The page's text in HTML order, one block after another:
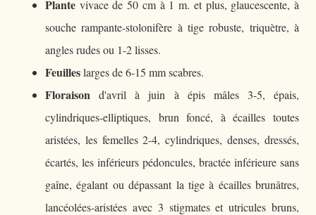
Plante vivace de 50 cm à 1 m. et plus, glaucescente, à
souche rampante-stolonifère à tige robuste, triquètre, à
angles rudes ou 1-2 lisses.
Feuilleslarges de 6-15 mm scabres.
Floraison d'avril à juin à épis mâles 3-5, épais,
cylindriques-elliptiques, brun foncé, à écailles toutes
aristées, les femelles 2-4, cylindriques, denses, dressés,
écartés, les inférieurs pédoncules, bractée inférieure sans
gaîne, égalant ou dépassant la tige à écailles brunâtres,
lancéolées-aristées avec 3 stigmates et utricules bruns,